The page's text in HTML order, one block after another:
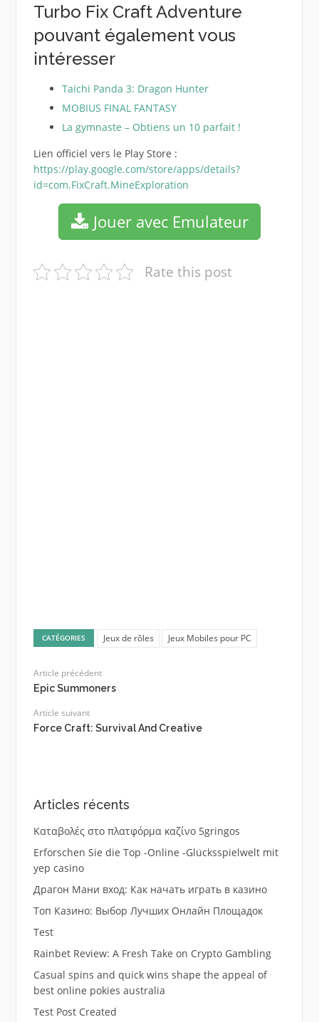
Turbo Fix Craft Adventure
pouvant également vous
intéresser
Taichi Panda 3: Dragon Hunter
MOBIUS FINAL FANTASY
La gymnaste – Obtiens un 10 parfait !
Lien officiel vers le Play Store :
https://play.google.com/store/apps/details?
id=com.FixCraft.MineExploration
Jouer avec Emulateur
Rate this post
CATÉGORIES Jeux de rôles Jeux Mobiles pour PC
Article précédent
Epic Summoners
Article suivant
Force Craft: Survival And Creative
Articles récents
Καταβολές στο πλατφόρμα καζίνο 5gringos
Erforschen Sie die Top -Online -Glücksspielwelt mit
yep casino
Драгон Мани вход: Как начать играть в казино
Топ Казино: Выбор Лучших Онлайн Площадок
Test
Rainbet Review: A Fresh Take on Crypto Gambling
Casual spins and quick wins shape the appeal of
best online pokies australia
Test Post Created